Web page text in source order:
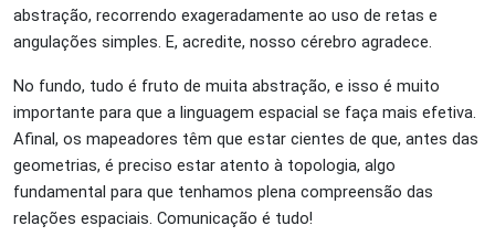
abstração, recorrendo exageradamente ao uso de retas e
angulações simples. E, acredite, nosso cérebro agradece.
No fundo, tudo é fruto de muita abstração, e isso é muito
importante para que a linguagem espacial se faça mais efetiva.
Afinal, os mapeadores têm que estar cientes de que, antes das
geometrias, é preciso estar atento à topologia, algo
fundamental para que tenhamos plena compreensão das
relações espaciais. Comunicação é tudo!